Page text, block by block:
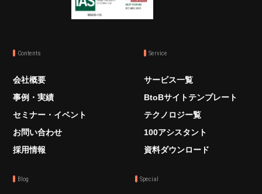
Contents
会社概要
事例・実績
セミナー・イベント
お問い合わせ
採用情報
Service
サービス一覧
BtoBサイトテンプレート
テクノロジー覧
100アシスタント
資料ダウンロード
Blog Special